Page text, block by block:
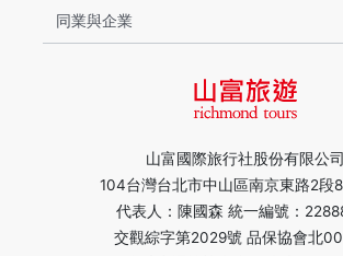
山富國際旅行社股份有限公司
104台灣台北市中山區南京東路2段
代表人：陳國森 統一編號：
交觀綜字第2029號 品保協會北
同業與企業